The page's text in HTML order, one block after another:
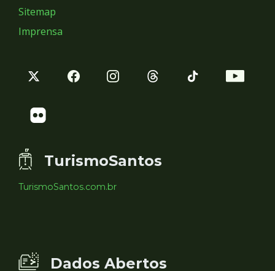
Sitemap
Imprensa
TurismoSantos
TurismoSantos.com.br
Dados Abertos